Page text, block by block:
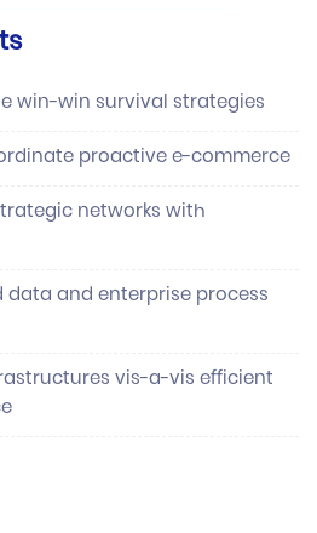
win-win survival strategies
proactive e-commerce
networks with
data and enterprise process
vis-a-vis efficient